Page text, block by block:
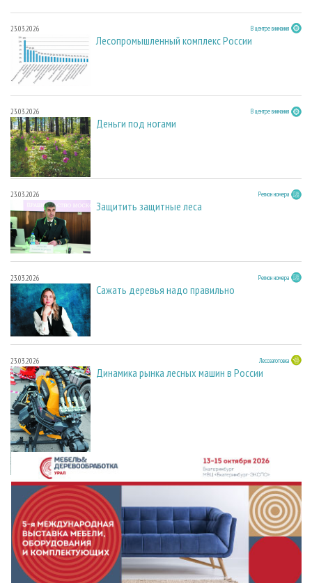
23.03.2026 В центре внимания
Лесопромышленный комплекс России
23.03.2026 В центре внимания
Деньги под ногами
23.03.2026 Регион номера
Защитить защитные леса
23.03.2026 Регион номера
Сажать деревья надо правильно
23.03.2026 Лесозаготовка
Динамика рынка лесных машин в России